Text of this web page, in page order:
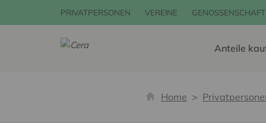
PRIVATPERSONEN VEREINE
Anteile
Home